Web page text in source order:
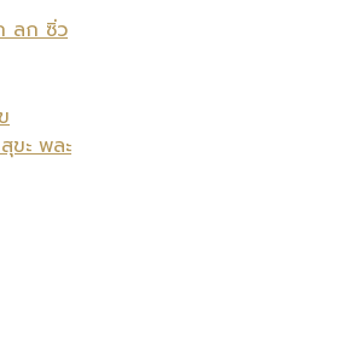
ลก ซิ่ว
ขะ พละ